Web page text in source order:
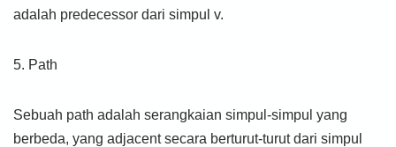
adalah predecessor dari simpul v.
5. Path
Sebuah path adalah serangkaian simpul-simpul yang
berbeda, yang adjacent secara berturut-turut dari simpul